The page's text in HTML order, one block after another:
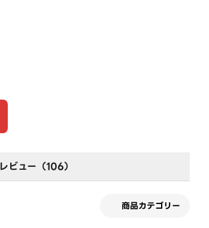
レビュー（106）
商品カテゴリー